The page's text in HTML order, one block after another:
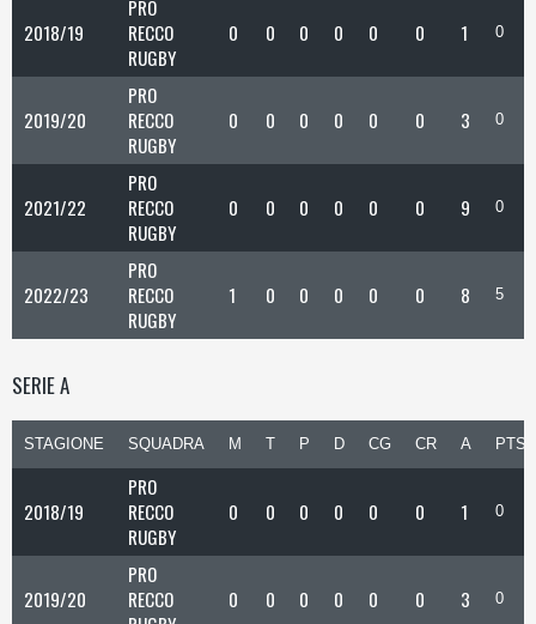
2018/19
PRO
RECCO
RUGBY
0 0 0 0 0 0 1 0
2019/20
PRO
RECCO
RUGBY
0 0 0 0 0 0 3 0
2021/22
PRO
RECCO
RUGBY
0 0 0 0 0 0 9 0
2022/23
PRO
RECCO
RUGBY
1 0 0 0 0 0 8 5
SERIE A
STAGIONE SQUADRA M T P D CG CR A PTS
2018/19
PRO
RECCO
RUGBY
0 0 0 0 0 0 1 0
2019/20
PRO
RECCO
0 0 0 0 0 0 3 0